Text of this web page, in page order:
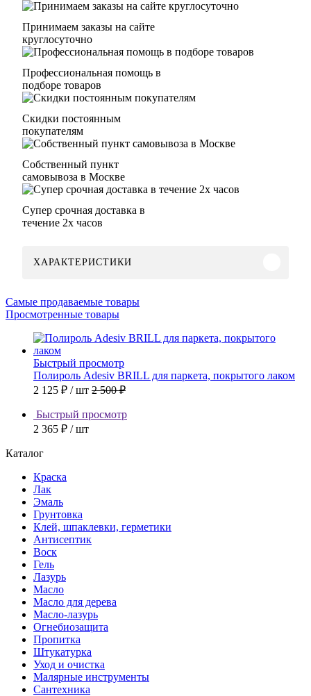
Принимаем заказы на сайте
круглосуточно
Профессиональная помощь в
подборе товаров
Скидки постоянным
покупателям
Собственный пункт
самовывоза в Москве
Супер срочная доставка в
течение 2х часов
ХАРАКТЕРИСТИКИ
Самые продаваемые товары
Просмотренные товары
Быстрый просмотр
Полироль Adesiv BRILL для паркета, покрытого лаком
2 125 ₽ / шт 2 500 ₽
Быстрый просмотр
2 365 ₽ / шт
Каталог
Краска
Лак
Эмаль
Грунтовка
Клей, шпаклевки, герметики
Антисептик
Воск
Гель
Лазурь
Масло
Масло для дерева
Масло-лазурь
Огнебиозащита
Пропитка
Штукатурка
Уход и очистка
Малярные инструменты
Сантехника